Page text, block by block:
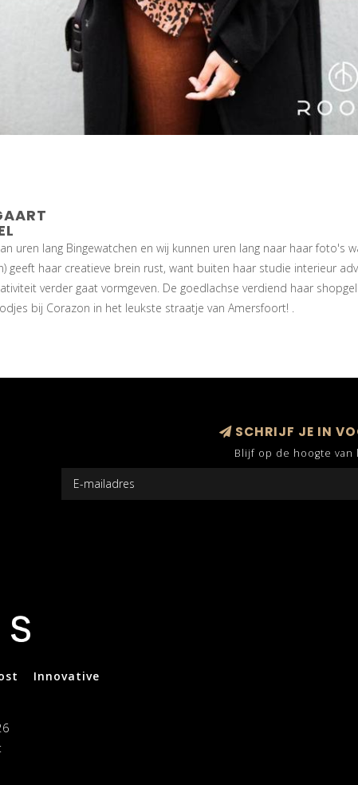
uren lang Bingewatchen en wij kunnen uren lang naar haar foto's
geeft haar creatieve brein rust, want buiten haar studie interieur
verder gaat vormgeven. De goedlachse verdiend haar
bij Corazon in het leukste straatje van Amersfoort! .
SCHRIJF JE IN
Blijf op de hoogte
Innovative